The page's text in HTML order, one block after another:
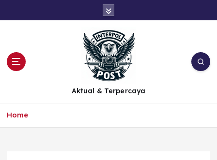
Aktual & Terpercaya
Home